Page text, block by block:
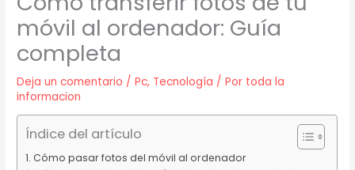
móvil al ordenador: Guía
completa
Deja un comentario /Pc, Tecnología / Por toda la
informacion
Índice del artículo
Cómo pasar fotos del móvil al ordenador